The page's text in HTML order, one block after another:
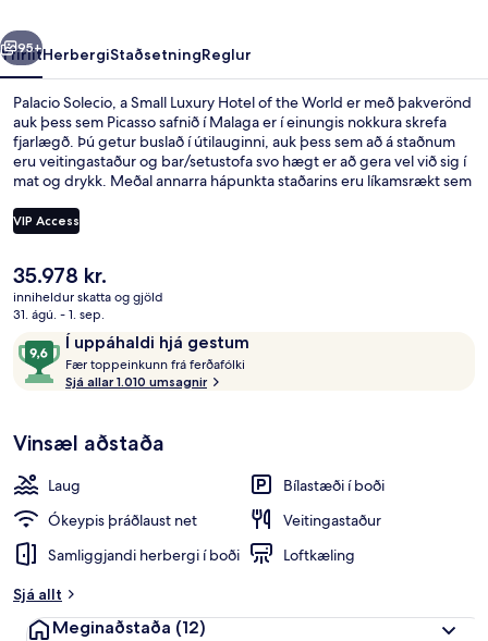
of
the
World
Næsta
95+
YfirlitHerbergiStaðsetningReglur
Palacio Solecio, a Small Luxury Hotel of the World er með þakverönd
auk þess sem Picasso safnið í Malaga er í einungis nokkura skrefa
fjarlægð. Þú getur buslað í útilauginni, auk þess sem að á staðnum
eru veitingastaður og bar/setustofa svo hægt er að gera vel við sig í
mat og drykk. Meðal annarra hápunkta staðarins eru líkamsrækt sem
skyndibitastaður/sælkeraverslun. Hjálpsamt starfsfólk og ástand
gististaðarins almennt eru meðal helstu kosta gististaðarins að mati
komast í almenningssamgöngur: La Marina lestarstöðin er í 8
mínútna göngufjarlægð og La Malagueta lestarstöðin í 9 mínútna.
VIP Access
Núverandi
verð
er
35.978 kr.
35.978 kr.
inniheldur skatta og gjöld
31. ágú. - 1. sep.
UmsagnirÍ uppáhaldi hjá gestum
9,6
af
10,
uppáhaldi
hjá
gestum
Fær toppeinkunn frá ferðafólki
p
p
e
n
n
Sjá allar 1.010 umsagnir
Vinsæl aðstaða
Laug
Bílastæði í boði
Ókeypis þráðlaust net
Veitingastaður
Samliggjandi herbergi í boði
Loftkæling
Sjá allt
Meginaðstaða (12)